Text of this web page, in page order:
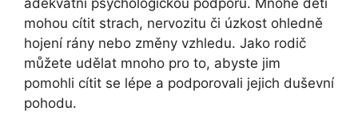
mohou cítit strach, nervozitu či úzkost ohledně
hojení rány nebo změny vzhledu. Jako rodič
můžete udělat mnoho pro to, abyste jim
pomohli cítit se lépe a podporovali jejich duševní
pohodu.